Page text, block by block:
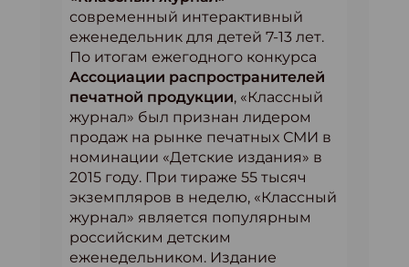
современный интерактивный
еженедельник для детей 7-13 лет.
По итогам ежегодного конкурса
Ассоциации распространителей
печатной продукции, «Классный
журнал» был признан лидером
продаж на рынке печатных СМИ в
номинации «Детские издания» в
2015 году. При тираже 55 тысяч
экземпляров в неделю, «Классный
журнал» является популярным
российским детским
еженедельником. Издание